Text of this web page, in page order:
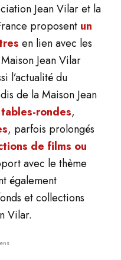
Jean Vilar et la
proposent un
en lien avec les
Jean Vilar
l’actualité du
de la Maison Jean
tables-rondes,
, parfois prolongés
de films ou
avec le thème
également
et collections
Vilar.